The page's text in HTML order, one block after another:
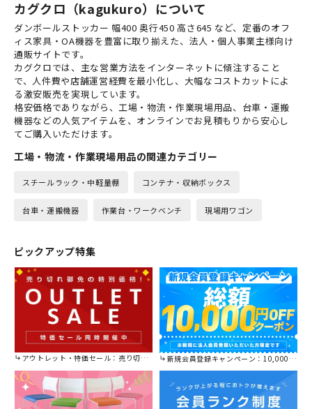
カグクロ（kagukuro）について
ダンボールストッカー 幅400 奥行450 高さ645 など、定番のオフ
ィス家具・OA機器を豊富に取り揃えた、法人・個人事業主様向け
通販サイトです。
カグクロでは、主な営業方法をインターネットに傾注すること
で、人件費や店舗運営経費を最小化し、大幅なコストカットによ
る激安販売を実現しています。
格安価格でありながら、工場・物流・作業現場用品、台車・運搬
機器などの人気アイテムを、オンラインでお見積もりから安心し
てご購入いただけます。
工場・物流・作業現場用品の関連カテゴリー
スチールラック・中軽量棚 コンテナ・収納ボックス
台車・運搬機器 作業台・ワークベンチ 現場用ワゴン
ピックアップ特集
アウトレット・特価セール：売り切れ御免の特別価格！ 新規会員登録キャンペーン：10,000円OFFクーポン進呈中！